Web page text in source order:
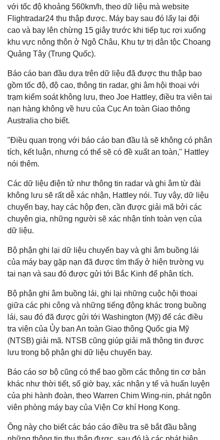
với tốc độ khoảng 560km/h, theo dữ liệu mà website
Flightradar24 thu thập được. Máy bay sau đó lấy lại đội
cao và bay lên chừng 15 giây trước khi tiếp tục rơi xuống
khu vực nông thôn ở Ngô Châu, Khu tự trị dân tộc Choang
Quảng Tây (Trung Quốc).
Báo cáo ban đầu dựa trên dữ liệu đã được thu thập bao
gồm tốc độ, độ cao, thông tin radar, ghi âm hội thoại với
trạm kiểm soát không lưu, theo Joe Hattley, điều tra viên tai
nạn hàng không về hưu của Cục An toàn Giao thông
Australia cho biết.
"Điều quan trọng với báo cáo ban đầu là sẽ không có phân
tích, kết luận, nhưng có thể sẽ có đề xuất an toàn," Hattley
nói thêm.
Các dữ liệu điện tử như thông tin radar và ghi âm từ đài
không lưu sẽ rất dễ xác nhận, Hattley nói. Tuy vậy, dữ liệu
chuyến bay, hay các hộp đen, cần được giải mã bởi các
chuyên gia, những người sẽ xác nhận tính toàn vẹn của
dữ liệu.
Bộ phận ghi lại dữ liệu chuyến bay và ghi âm buồng lái
của máy bay gặp nạn đã được tìm thấy ở hiện trường vụ
tai nạn và sau đó được gửi tới Bắc Kinh để phân tích.
Bộ phận ghi âm buồng lái, ghi lại những cuộc hội thoại
giữa các phi công và những tiếng động khác trong buồng
lái, sau đó đã được gửi tới Washington (Mỹ) để các điều
tra viên của Ủy ban An toàn Giao thông Quốc gia Mỹ
(NTSB) giải mã. NTSB cũng giúp giải mã thông tin được
lưu trong bộ phận ghi dữ liệu chuyến bay.
Báo cáo sơ bộ cũng có thể bao gồm các thông tin cơ bản
khác như thời tiết, số giờ bay, xác nhận y tế và huấn luyện
của phi hành đoàn, theo Warren Chim Wing-nin, phát ngôn
viên phòng máy bay của Viện Cơ khí Hong Kong.
Ông này cho biết các báo cáo điều tra sẽ bắt đầu bằng